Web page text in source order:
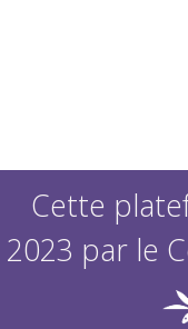
Cette
2023 par le